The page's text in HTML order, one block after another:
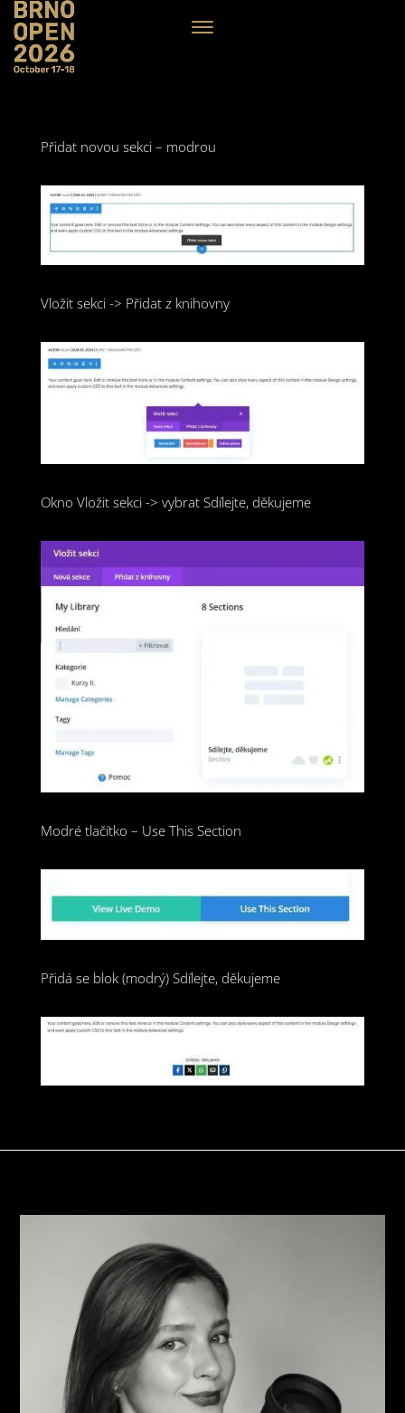
Přidat novou sekci – modrou
Vložit sekci -> Přidat z knihovny
Okno Vložit sekci -> vybrat Sdílejte, děkujeme
Modré tlačítko – Use This Section
Přidá se blok (modrý) Sdílejte, děkujeme